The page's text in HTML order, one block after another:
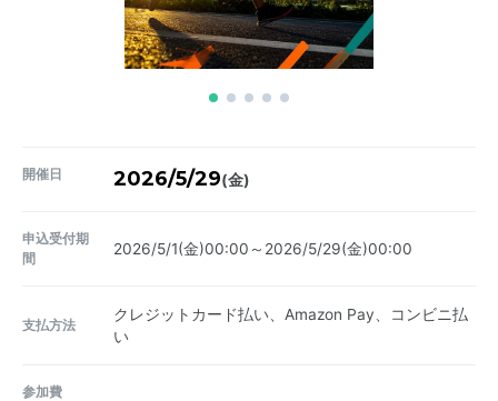
開催日 2026/5/29(金)
申込受付期
間
2026/5/1(金)00:00～2026/5/29(金)00:00
支払方法
クレジットカード払い、Amazon Pay、コンビニ払
い
参加費